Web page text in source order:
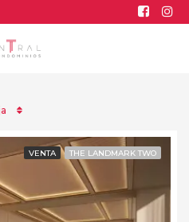
VENTA THE LANDMARK TWO